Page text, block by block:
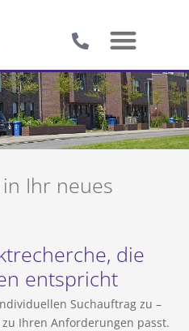
Ihr neues
die
entspricht
Suchauftrag zu –
Ihren Anforderungen passt.